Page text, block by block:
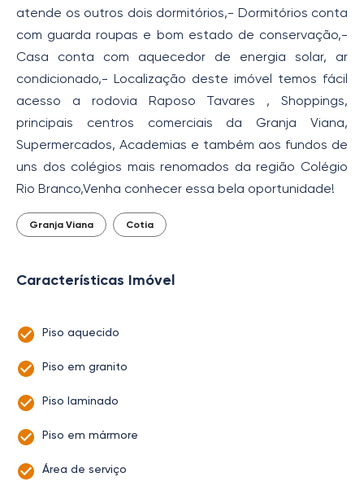
atende os outros dois dormitórios,- Dormitórios conta
com guarda roupas e bom estado de conservação,-
Casa conta com aquecedor de energia solar, ar
condicionado,- Localização deste imóvel temos fácil
acesso a rodovia Raposo Tavares , Shoppings,
principais centros comerciais da Granja Viana,
Supermercados, Academias e também aos fundos de
uns dos colégios mais renomados da região Colégio
Rio Branco,Venha conhecer essa bela oportunidade!
Granja Viana Cotia
Características Imóvel
Piso aquecido
Piso em granito
Piso laminado
Piso em mármore
Área de serviço